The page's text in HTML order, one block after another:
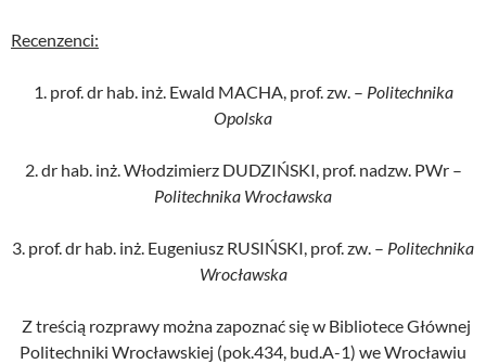
Recenzenci:
1. prof. dr hab. inż. Ewald MACHA, prof. zw. – Politechnika
Opolska
2. dr hab. inż. Włodzimierz DUDZIŃSKI, prof. nadzw. PWr –
Politechnika Wrocławska
3. prof. dr hab. inż. Eugeniusz RUSIŃSKI, prof. zw. – Politechnika
Wrocławska
Z treścią rozprawy można zapoznać się w Bibliotece Głównej
Politechniki Wrocławskiej (pok.434, bud.A-1) we Wrocławiu